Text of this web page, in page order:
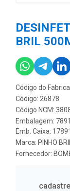
BRIL
Código do
Código: 26878
Código NCM:
Embalagem:
Emb. Caixa:
Marca: PINHO BRIL
Fornecedor: